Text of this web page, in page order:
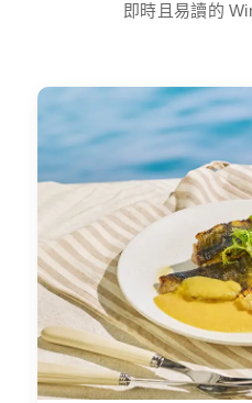
即時且易讀的